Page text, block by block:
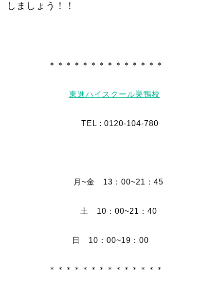
しましょう！！
＊＊＊＊＊＊＊＊＊＊＊＊＊＊
東進ハイスクール巣鴨校
TEL : 0120-104-780
月~金 13：00~21：45
土 10：00~21：40
日 10：00~19：00
＊＊＊＊＊＊＊＊＊＊＊＊＊＊